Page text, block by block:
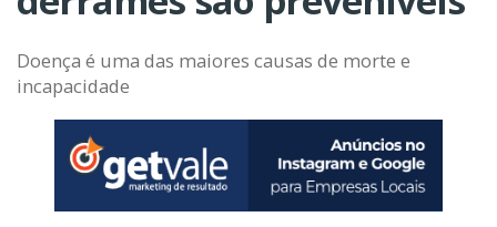
Doença é uma das maiores causas de morte e
incapacidade